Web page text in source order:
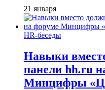
21 января
HR-беседы
Навыки
панели hh.ru
Минцифры